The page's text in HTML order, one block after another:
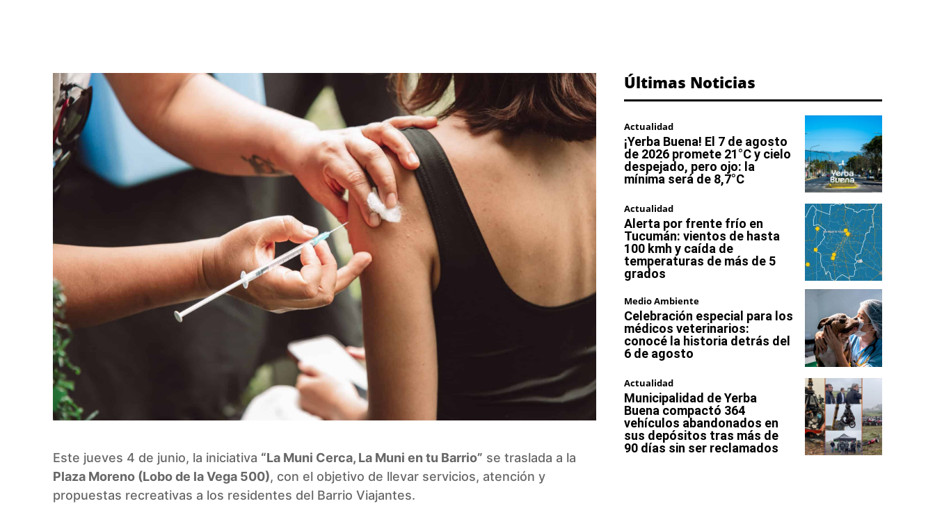
Este jueves 4 de junio, la iniciativa “La Muni Cerca, La Muni en tu Barrio” se traslada a la
Plaza Moreno (Lobo de la Vega 500), con el objetivo de llevar servicios, atención y
propuestas recreativas a los residentes del Barrio Viajantes.
Últimas Noticias
Actualidad
¡Yerba Buena! El 7 de agosto
de 2026 promete 21°C y cielo
despejado, pero ojo: la
mínima será de 8,7°C
Actualidad
Alerta por frente frío en
Tucumán: vientos de hasta
100 kmh y caída de
temperaturas de más de 5
grados
Medio Ambiente
Celebración especial para los
médicos veterinarios:
conocé la historia detrás del
6 de agosto
Actualidad
Municipalidad de Yerba
Buena compactó 364
vehículos abandonados en
sus depósitos tras más de
90 días sin ser reclamados